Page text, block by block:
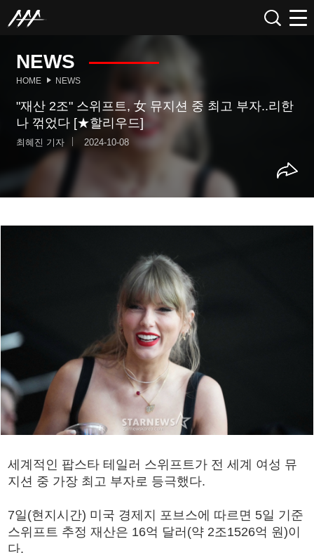
NEWS
HOME NEWS
"재산 2조" 스위프트, 女 뮤지션 중 최고 부자..리한
나 꺾었다 [★할리우드]
최혜진 기자 2024-10-08
세계적인 팝스타 테일러 스위프트가 전 세계 여성 뮤
지션 중 가장 최고 부자로 등극했다.
7일(현지시간) 미국 경제지 포브스에 따르면 5일 기준
스위프트 추정 재산은 16억 달러(약 2조1526억 원)이
다.